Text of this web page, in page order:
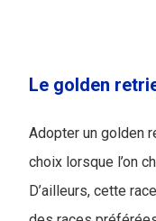
Le golden
Adopter un golden
choix lorsque l’on
D’ailleurs, cette